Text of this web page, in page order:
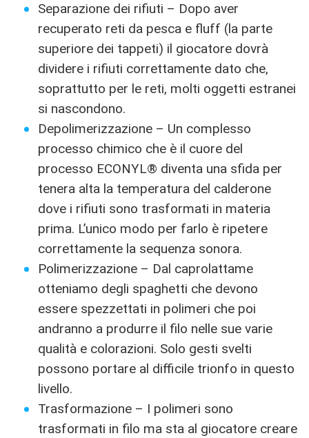
Separazione dei rifiuti – Dopo aver
recuperato reti da pesca e fluff (la parte
superiore dei tappeti) il giocatore dovrà
dividere i rifiuti correttamente dato che,
soprattutto per le reti, molti oggetti estranei
si nascondono.
Depolimerizzazione – Un complesso
processo chimico che è il cuore del
processo ECONYL® diventa una sfida per
tenera alta la temperatura del calderone
dove i rifiuti sono trasformati in materia
prima. L’unico modo per farlo è ripetere
correttamente la sequenza sonora.
Polimerizzazione – Dal caprolattame
otteniamo degli spaghetti che devono
essere spezzettati in polimeri che poi
andranno a produrre il filo nelle sue varie
qualità e colorazioni. Solo gesti svelti
possono portare al difficile trionfo in questo
livello.
Trasformazione – I polimeri sono
trasformati in filo ma sta al giocatore creare